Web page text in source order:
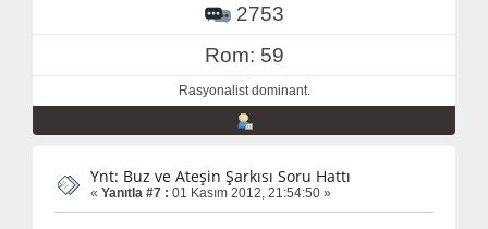
2753
Rom: 59
Rasyonalist dominant.
Ynt: Buz ve Ateşin Şarkısı Soru Hattı
« Yanıtla #7 : 01 Kasım 2012, 21:54:50 »